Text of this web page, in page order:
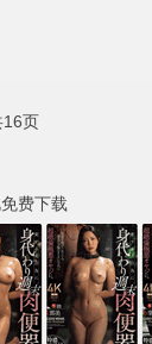
16页
费下载
集，且已注明相
，我们会及时处